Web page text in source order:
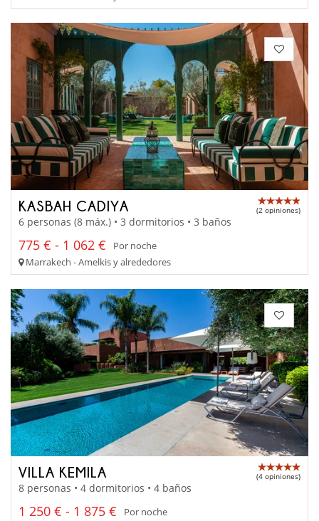
KASBAH CADIYA (2 opiniones)
6 personas (8 máx.) • 3 dormitorios • 3 baños
775 € - 1 062 €
Por noche
Marrakech - Amelkis y alrededores
VILLA KEMILA (4 opiniones)
8 personas • 4 dormitorios • 4 baños
1 250 € - 1 875 €
Por noche